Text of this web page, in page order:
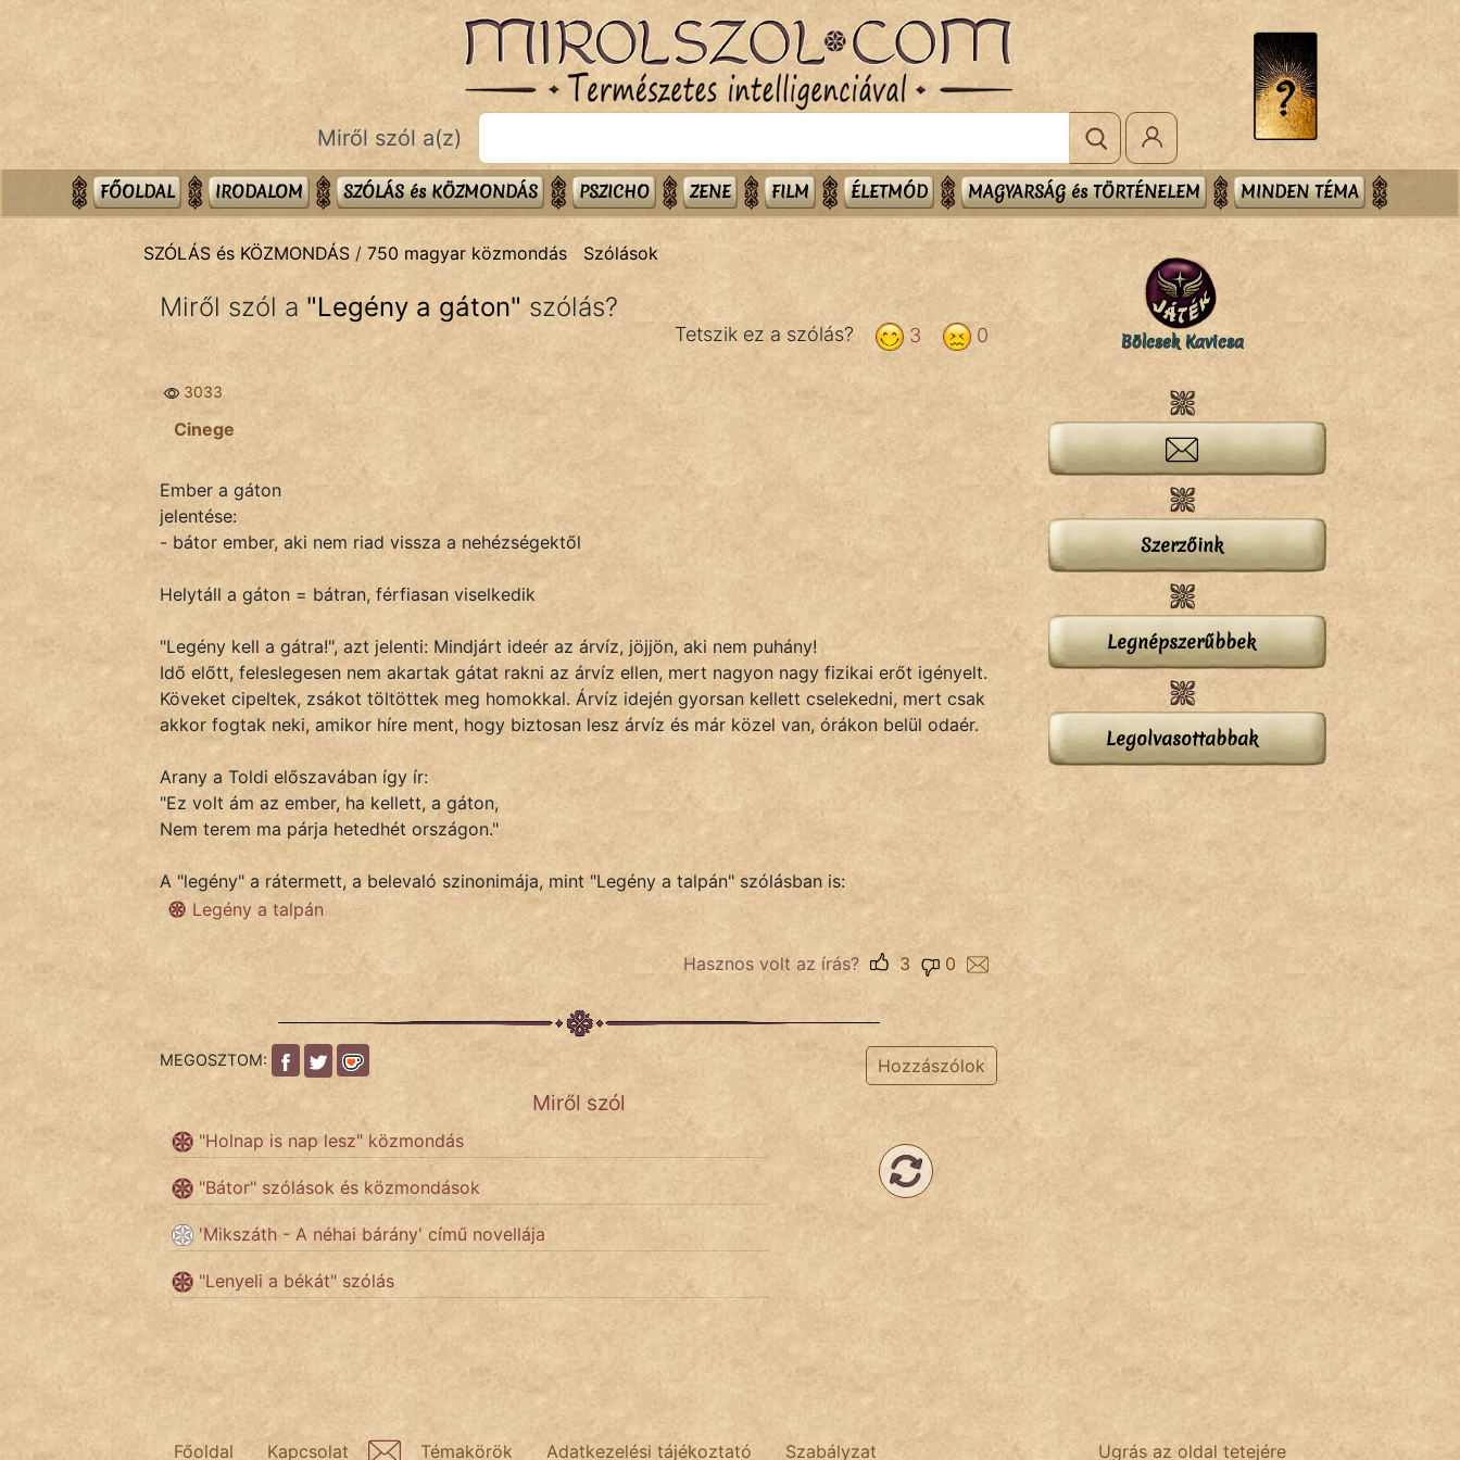
Bibliai
Közmondások
Szóláscsoportok
KÖZMONDÁS
FILM
fantom
Láron Ádám
Miről szól a(z)
FŐOLDAL IRODALOM SZÓLÁS és KÖZMONDÁS PSZICHO ZENE FILM ÉLETMÓD MAGYARSÁG és TÖRTÉNELEM MINDEN TÉMA
SZÓLÁS és KÖZMONDÁS / 750 magyar közmondás Szólások
Miről szól a "Legény a gáton" szólás?
0
3
Tetszik ez a szólás?
3033
Cinege
Ember a gáton
jelentése:
- bátor ember, aki nem riad vissza a nehézségektől
Helytáll a gáton = bátran, férfiasan viselkedik
"Legény kell a gátra!", azt jelenti: Mindjárt ideér az árvíz, jöjjön, aki nem puhány!
Idő előtt, feleslegesen nem akartak gátat rakni az árvíz ellen, mert nagyon nagy fizikai erőt igényelt.
Köveket cipeltek, zsákot töltöttek meg homokkal. Árvíz idején gyorsan kellett cselekedni, mert csak
akkor fogtak neki, amikor híre ment, hogy biztosan lesz árvíz és már közel van, órákon belül odaér.
Arany a Toldi előszavában így ír:
"Ez volt ám az ember, ha kellett, a gáton,
Nem terem ma párja hetedhét országon."
A "legény" a rátermett, a belevaló szinonimája, mint "Legény a talpán" szólásban is:
Legény a talpán
Hasznos volt az írás? 0
3
MEGOSZTOM: Hozzászólok
Miről szól
"Holnap is nap lesz" közmondás
"Bátor" szólások és közmondások
'Mikszáth - A néhai bárány' című novellája
"Lenyeli a békát" szólás
Bölcsek Kavicsa
Szerzőink
Legnépszerűbbek
Legolvasottabbak
Ugrás az oldal tetejére
Főoldal Kapcsolat Témakörök Adatkezelési tájékoztató Szabályzat